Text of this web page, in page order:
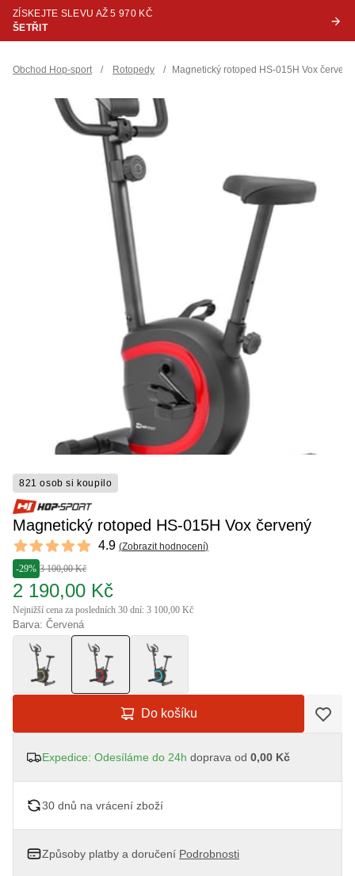
ZÍSKEJTE SLEVU AŽ 5 970 KČ
ŠETŘIT
Obchod Hop-sport / Rotopedy / Magnetický rotoped HS-015H Vox červený
821 osob si koupilo
Magnetický rotoped HS-015H Vox červený
Reviews
4.9 out of 5 stars 4.9 (Zobrazit hodnocení)
-29% 3 100,00 Kč
2 190,00 Kč
Nejnižší cena za posledních 30 dní: 3 100,00 Kč
Barva: Červená
Do košíku
Expedice: Odesíláme do 24h doprava od 0,00 Kč
30 dnů na vrácení zboží
Způsoby platby a doručení Podrobnosti